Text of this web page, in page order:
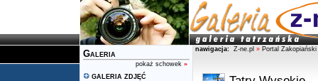
Galeria
pokaż schowek »
GALERIA ZDJĘĆ
nawigacja: Z-ne.pl » Portal Zakopiański